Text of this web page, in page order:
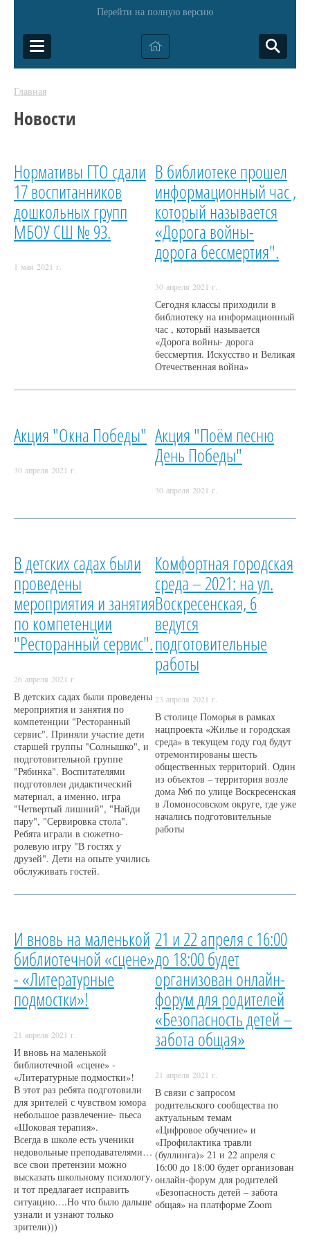
Перейти на полную версию
Главная
Новости
Нормативы ГТО сдали
17 воспитанников
дошкольных групп
МБОУ СШ № 93.
1 мая 2021 г.
В библиотеке прошел
информационный час ,
который называется
«Дорога войны-
дорога бессмертия".
30 апреля 2021 г.
Сегодня классы приходили в
библиотеку на информационный
час , который называется
«Дорога войны- дорога
бессмертия. Искусство и Великая
Отечественная война»
Акция "Окна Победы"
30 апреля 2021 г.
Акция "Поём песню
День Победы"
30 апреля 2021 г.
В детских садах были
проведены
мероприятия и занятия
по компетенции
"Ресторанный сервис".
26 апреля 2021 г.
В детских садах были проведены
мероприятия и занятия по
компетенции "Ресторанный
сервис". Приняли участие дети
старшей группы "Солнышко", и
подготовительной группе
"Рябинка". Воспитателями
подготовлен дидактический
материал, а именно, игра
"Четвертый лишний", "Найди
пару", "Сервировка стола".
Ребята играли в сюжетно-
ролевую игру "В гостях у
друзей". Дети на опыте учились
обслуживать гостей.
Комфортная городская
среда – 2021: на ул.
Воскресенская, 6
ведутся
подготовительные
работы
23 апреля 2021 г.
В столице Поморья в рамках
нацпроекта «Жилье и городская
среда» в текущем году год будут
отремонтированы шесть
общественных территорий. Один
из объектов – территория возле
дома №6 по улице Воскресенская
в Ломоносовском округе, где уже
начались подготовительные
работы
И вновь на маленькой
библиотечной «сцене»
- «Литературные
подмостки»!
21 апреля 2021 г.
И вновь на маленькой
библиотечной «сцене» -
«Литературные подмостки»!
В этот раз ребята подготовили
для зрителей с чувством юмора
небольшое развлечение- пьеса
«Шоковая терапия».
Всегда в школе есть ученики
недовольные преподавателями…
все свои претензии можно
высказать школьному психологу,
и тот предлагает исправить
ситуацию….Но что было дальше
узнали и узнают только
зрители)))
21 и 22 апреля с 16:00
до 18:00 будет
организован онлайн-
форум для родителей
«Безопасность детей –
забота общая»
21 апреля 2021 г.
В связи с запросом
родительского сообщества по
актуальным темам
«Цифровое обучение» и
«Профилактика травли
(буллинга)» 21 и 22 апреля с
16:00 до 18:00 будет организован
онлайн-форум для родителей
«Безопасность детей – забота
общая» на платформе Zoom